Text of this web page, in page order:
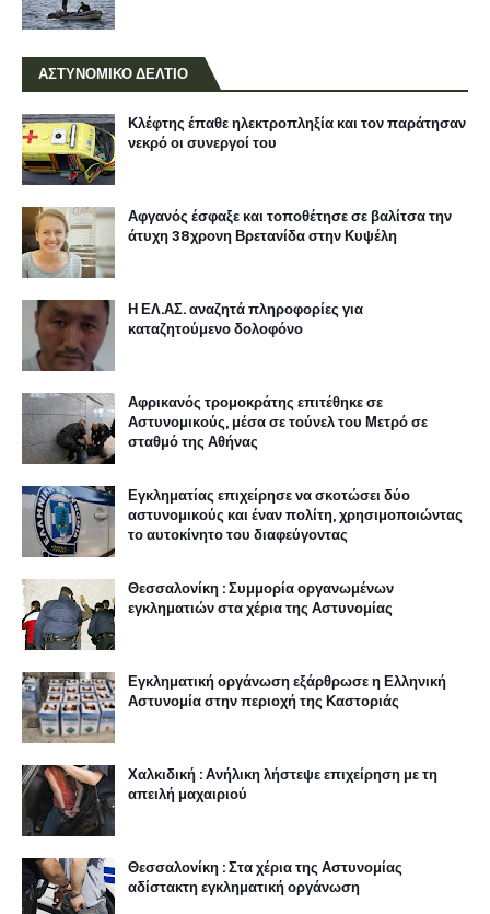
ΑΣΤΥΝΟΜΙΚΟ ΔΕΛΤΙΟ
Κλέφτης έπαθε ηλεκτροπληξία και τον παράτησαν
νεκρό οι συνεργοί του
Αφγανός έσφαξε και τοποθέτησε σε βαλίτσα την
άτυχη 38χρονη Βρετανίδα στην Κυψέλη
Η ΕΛ.ΑΣ. αναζητά πληροφορίες για
καταζητούμενο δολοφόνο
Αφρικανός τρομοκράτης επιτέθηκε σε
Αστυνομικούς, μέσα σε τούνελ του Μετρό σε
σταθμό της Αθήνας
Εγκληματίας επιχείρησε να σκοτώσει δύο
αστυνομικούς και έναν πολίτη, χρησιμοποιώντας
το αυτοκίνητο του διαφεύγοντας
Θεσσαλονίκη : Συμμορία οργανωμένων
εγκληματιών στα χέρια της Αστυνομίας
Εγκληματική οργάνωση εξάρθρωσε η Ελληνική
Αστυνομία στην περιοχή της Καστοριάς
Χαλκιδική : Ανήλικη λήστεψε επιχείρηση με τη
απειλή μαχαιριού
Θεσσαλονίκη : Στα χέρια της Αστυνομίας
αδίστακτη εγκληματική οργάνωση